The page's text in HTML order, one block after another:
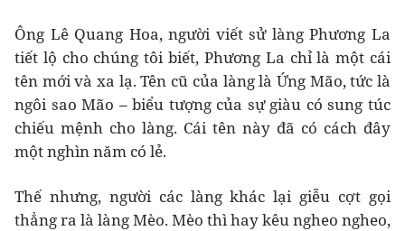
Ông Lê Quang Hoa, người viết sử làng Phương La
tiết lộ cho chúng tôi biết, Phương La chỉ là một cái
tên mới và xa lạ. Tên cũ của làng là Ứng Mão, tức là
ngôi sao Mão – biểu tượng của sự giàu có sung túc
chiếu mệnh cho làng. Cái tên này đã có cách đây
một nghìn năm có lẻ.
Thế nhưng, người các làng khác lại giễu cợt gọi
thẳng ra là làng Mèo. Mèo thì hay kêu ngheo ngheo,